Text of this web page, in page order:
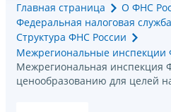
Главная страница
О ФНС
Федеральная налоговая служба
Структура ФНС России
Межрегиональные инспекции
Межрегиональная инспекция
ценообразованию для целей